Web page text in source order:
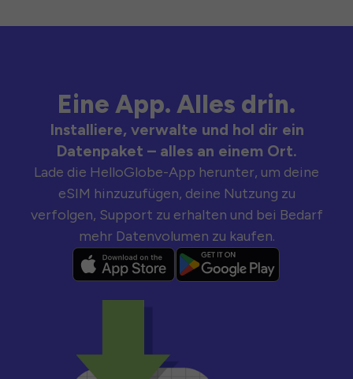
Eine App. Alles drin.
Installiere, verwalte und hol dir ein
Datenpaket – alles an einem Ort.
Lade die HelloGlobe-App herunter, um deine
eSIM hinzuzufügen, deine Nutzung zu
verfolgen, Support zu erhalten und bei Bedarf
mehr Datenvolumen zu kaufen.